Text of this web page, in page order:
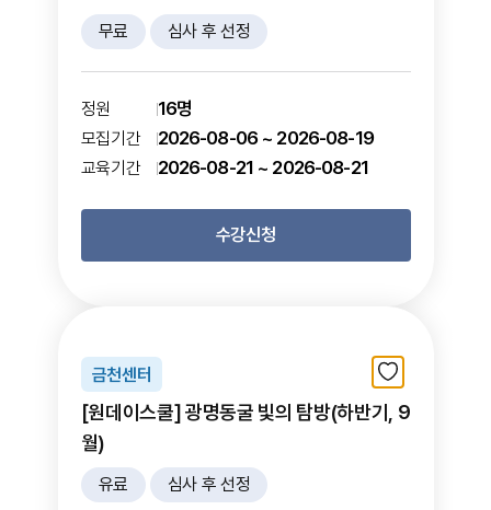
무료 심사 후 선정
정원 16명
모집기간 2026-08-06 ~ 2026-08-19
교육기간 2026-08-21 ~ 2026-08-21
수강신청
금천센터
[원데이스쿨] 광명동굴 빛의 탐방(하반기, 9
월)
유료 심사 후 선정